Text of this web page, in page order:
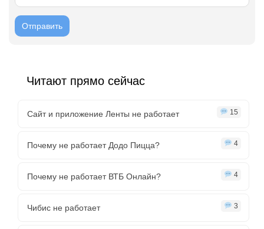
Читают прямо сейчас
Сайт и приложение Ленты не работает 15
Почему не работает Додо Пицца? 4
Почему не работает ВТБ Онлайн? 4
Чибис не работает 3